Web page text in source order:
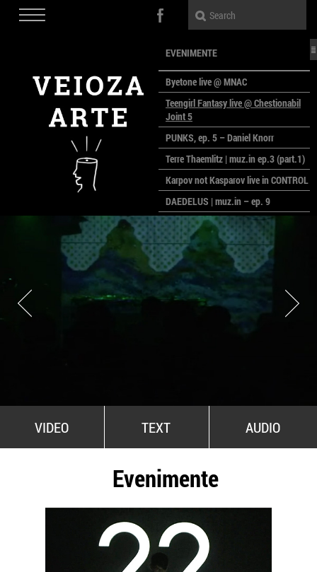
EVENIMENTE
Byetone live @ MNAC
Teengirl Fantasy live @ Chestionabil
Joint 5
PUNKS, ep. 5 – Daniel Knorr
Terre Thaemlitz | muz.in ep.3 (part.1)
Karpov not Kasparov live in CONTROL
DAEDELUS | muz.in – ep. 9
LALELE, LALELE – prima premieră a
anului la MACAZ
CinePOLSKA – filme poloneze la
București
PEOPLE OF ROMANIA se lansează la
galeria Simeza
All Stars For Outernational
VIDEO TEXT AUDIO
Evenimente